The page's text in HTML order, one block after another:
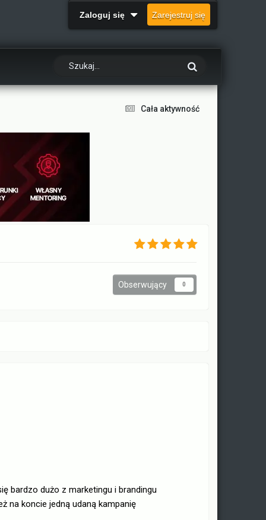
Zaloguj się Zarejestruj się
Cała aktywność
Obserwujący 0
bardzo dużo z marketingu i brandingu
na koncie jedną udaną kampanię